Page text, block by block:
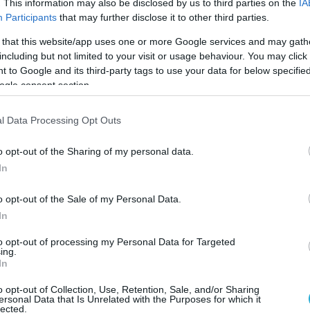
This information may also be disclosed by us to third parties on the
Participants that may further disclose it to other third parties.
that this website/app uses one or more Google services and may
but not limited to your visit or usage behaviour. You may
to Google and its third-party tags to use your data for below
consent section.
Data Processing Opt Outs
opt-out of the Sharing of my personal data.
opt-out of the Sale of my Personal Data.
opt-out of processing my Personal Data for Targeted
opt-out of Collection, Use, Retention, Sale, and/or Sharing
Data that Is Unrelated with the Purposes for which it
από τις
για
07.08.2026
φορά 16
Ερευνητές σχεδίασαν 16 νέους